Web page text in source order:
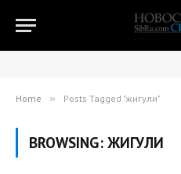
Home » Posts Tagged "жигули"
BROWSING: ЖИГУЛИ